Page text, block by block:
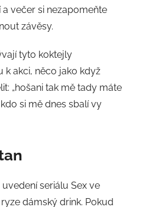
večer si nezapomeňte
závěsy.
tyto koktejly
k akci, něco jako když
„hošani tak mě tady máte
si mě dnes sbalí vy
seriálu Sex ve
dámský drink. Pokud